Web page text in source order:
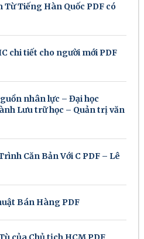
Từ Tiếng Hàn Quốc PDF có
chi tiết cho người mới PDF
nhân lực – Đại học
Lưu trữ học – Quản trị văn
Căn Bản Với C PDF – Lê
Bán Hàng PDF